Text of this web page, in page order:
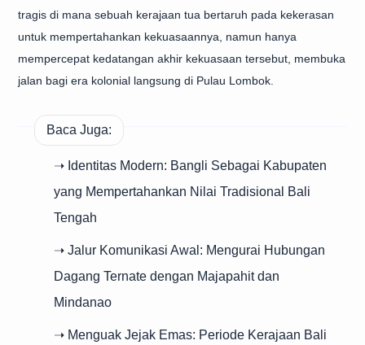
tragis di mana sebuah kerajaan tua bertaruh pada kekerasan
untuk mempertahankan kekuasaannya, namun hanya
mempercepat kedatangan akhir kekuasaan tersebut, membuka
jalan bagi era kolonial langsung di Pulau Lombok.
Baca Juga:
➝ Identitas Modern: Bangli Sebagai Kabupaten
yang Mempertahankan Nilai Tradisional Bali
Tengah
➝ Jalur Komunikasi Awal: Mengurai Hubungan
Dagang Ternate dengan Majapahit dan
Mindanao
➝ Menguak Jejak Emas: Periode Kerajaan Bali